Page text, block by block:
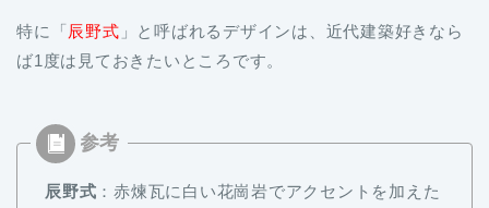
特に「辰野式 」と呼ばれるデザインは、近代建築好きなら
ば1度は見ておきたいところです。
辰野式 ：赤煉瓦に白い花崗岩でアクセントを加えた